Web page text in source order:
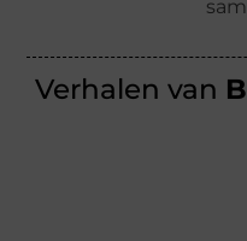
Verhalen van